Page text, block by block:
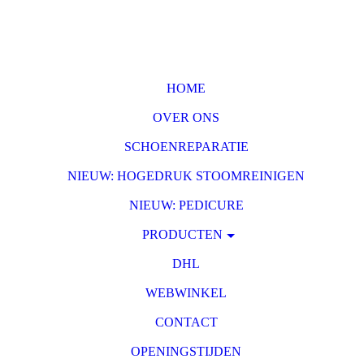
HOME
OVER ONS
SCHOENREPARATIE
NIEUW: HOGEDRUK STOOMREINIGEN
NIEUW: PEDICURE
PRODUCTEN
DHL
WEBWINKEL
CONTACT
OPENINGSTIJDEN